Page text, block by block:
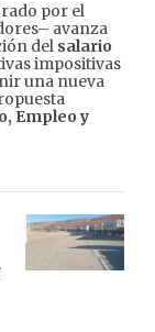
por el
avanza
del salario
impositivas
una nueva
Empleo y